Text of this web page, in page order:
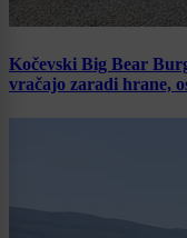
Kočevski Big Bear
vračajo zaradi hrane,